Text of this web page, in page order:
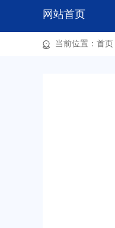
网站首页
当前位置： 首页